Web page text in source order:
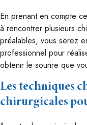
En prenant en compte
à rencontrer plusieurs
préalables, vous serez
professionnel pour
obtenir le sourire que
Les techniques
chirurgicales